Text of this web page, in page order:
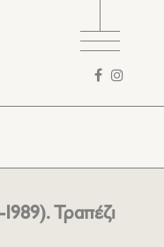
αναζήτησης
Τραπέζι